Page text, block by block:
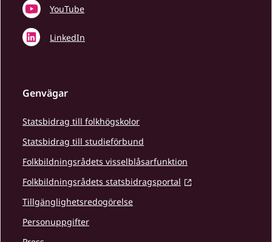
YouTube
LinkedIn
Genvägar
Statsbidrag till folkhögskolor
Statsbidrag till studieförbund
Folkbildningsrådets visselblåsarfunktion
Folkbildningsrådets statsbidragsportal
Tillgänglighetsredogörelse
Personuppgifter